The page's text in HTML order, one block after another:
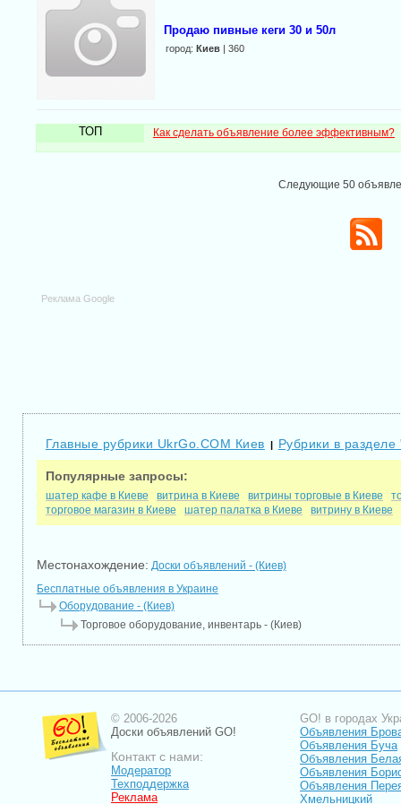
Продаю пивные кеги 30 и 50л
город: Киев| 360
ТОП Как сделать объявление более эффективным?
Следующие 50
Реклама Google
Главные рубрики UkrGo.COM Киев | Рубрики в
Популярные запросы:
шатер кафе в Киеве витрина в Киеве витрины торговые в Киеве
торговое магазин в Киеве
шатер палатка в Киеве витрину в Киеве
Местонахождение: Доски объявлений - (Киев)
Бесплатные объявления в Украине
Оборудование - (Киев)
Торговое оборудование, инвентарь - (Киев)
© 2006-2026
Доски объявлений GO!
Контакт с нами:
Модератор
Техподдержка
Реклама
GO! в городах
Объявления
Объявления Буча
Объявления
Объявления
Объявления
Хмельницкий